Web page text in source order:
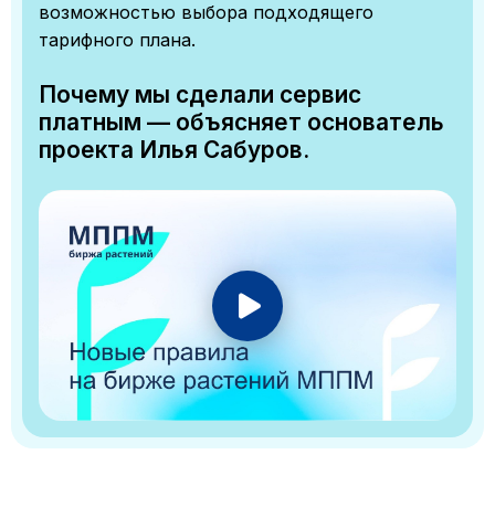
возможностью выбора подходящего
тарифного плана.
Почему мы сделали сервис
платным — объясняет основатель
проекта Илья Сабуров.